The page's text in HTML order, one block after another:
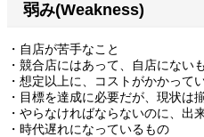
弱み(Weakness)
・自店が苦手なこと
・競合店にはあって、自店にない
・想定以上に、コストがかかって
・目標を達成に必要だが、現状は
・やらなければならないのに、出
・時代遅れになっているもの